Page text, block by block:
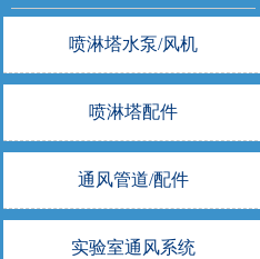
喷淋塔水泵/风机
喷淋塔配件
通风管道/配件
实验室通风系统